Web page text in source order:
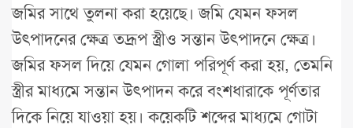
জমির সাথে তুলনা করা হয়েছে। জমি যেমন ফসল
উৎপাদনের ক্ষেত্র তদ্রূপ স্ত্রীও সন্তান উৎপাদনে ক্ষেত্র।
জমির ফসল দিয়ে যেমন গোলা পরিপূর্ণ করা হয়, তেমনি
স্ত্রীর মাধ্যমে সন্তান উৎপাদন করে বংশধারাকে পূর্ণতার
দিকে নিয়ে যাওয়া হয়। কয়েকটি শব্দের মাধ্যমে গোটা